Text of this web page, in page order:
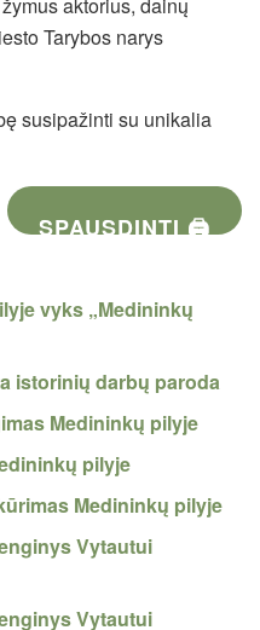
Tarybos narys
susipažinti su unikalia
SPAUSDINTI 🖨
vyks „Medininkų
istorinių darbų paroda
Medininkų pilyje
pilyje
Medininkų pilyje
Vytautui
Vytautui